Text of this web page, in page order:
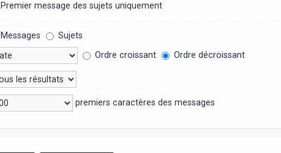
Premier message des sujets uniquement
Messages
Sujets
Ordre croissant Ordre décroissant
premiers caractères des messages